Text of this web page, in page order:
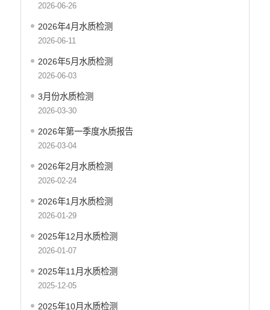
权责清单
行政许可
行政事业性收费
政府集中采购
重大决策预公开
财政资金直达基层
涉农补贴
社会救助
养老服务
生态环境
2026-06-26
2026年4月水质检测
2026-06-11
2026年5月水质检测
2026-06-03
3月份水质检测
2026-03-30
2026年第一季度水质报告
2026-03-04
2026年2月水质检测
2026-02-24
2026年1月水质检测
2026-01-29
2025年12月水质检测
2026-01-07
2025年11月水质检测
2025-12-05
2025年10月水质检测